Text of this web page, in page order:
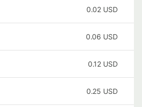
0.02 USD
0.06 USD
0.12 USD
0.25 USD